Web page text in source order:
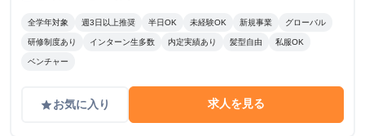
全学年対象 週3日以上推奨 半日OK 未経験OK 新規事業 グローバル
研修制度あり インターン生多数 内定実績あり 髪型自由 私服OK
ベンチャー
gradeお気に入り 求人を見る